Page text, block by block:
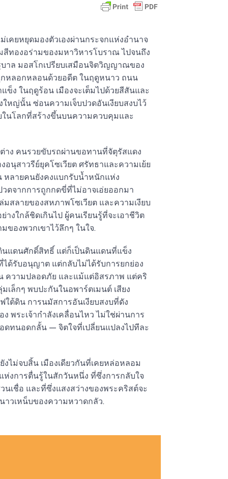
เคยหยุดมองตัวเองผ่านกระจกแห่งอำนาจ
ทองอร่ามของมหาวิหารโบราณ ไปจนถึง
บาล มอสโกเปรียบเสมือนจิตวิญญาณของ
หลอกหลอนด้วยอดีต ในฤดูหนาว ถนน
ข็ง ในฤดูร้อน เมืองจะเต็มไปด้วยสีสันและ
หญ่นั้น ซ่อนความเจ็บปวดอันเงียบสงบไว้
นโลกที่สร้างขึ้นบนความควบคุมและ
าง คนรวยขับรถผ่านขอทานที่จัตุรัสแดง
อนุสาวรีย์ยุคโซเวียต ศรัทธาและความเย้ย
หลายคนยังคงแบกรับน้ำหนักแห่ง
ดจากการถูกกดขี่ที่ไม่อาจเอ่ยออกมา
สลายของสหภาพโซเวียต และความเงียบ
างใกล้ชิดเกินไป ผู้คนเรียนรู้ที่จะเอาชีวิต
ของพวกเขาไว้ลึกๆ ในใจ.
แดนศักดิ์สิทธิ์ แต่ก็เป็นดินแดนที่แข็ง
ได้รับอนุญาต แต่กลับไม่ได้รับการยกย่อง
ความปลอดภัย และแม้แต่อิสรภาพ แต่คริ
ล็กๆ พบปะกันในอพาร์ตเมนต์ เสียง
ต้ดิน การนมัสการอันเงียบสงบที่ดัง
พระเจ้ากำลังเคลื่อนไหว ไม่ใช่ผ่านการ
ทนอดกลั้น — จิตใจที่เปลี่ยนแปลงไปทีละ
งไม่จบสิ้น เมืองเดียวกันที่เคยหล่อหลอม
ห่งการตื่นรู้ในสักวันหนึ่ง ที่ซึ่งการกลับใจ
เชื่อ และที่ซึ่งแสงสว่างของพระคริสต์จะ
าวเหน็บของความหวาดกลัว.